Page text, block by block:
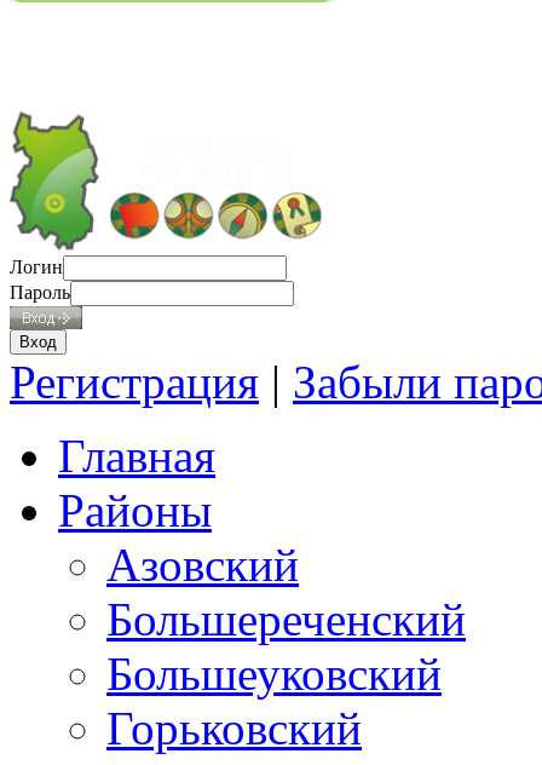
Логин
Пароль
Регистрация | Забыли
Главная
Районы
Азовский
Большереченский
Большеуковский
Горьковский